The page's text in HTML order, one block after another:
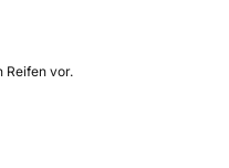
Reifen vor.